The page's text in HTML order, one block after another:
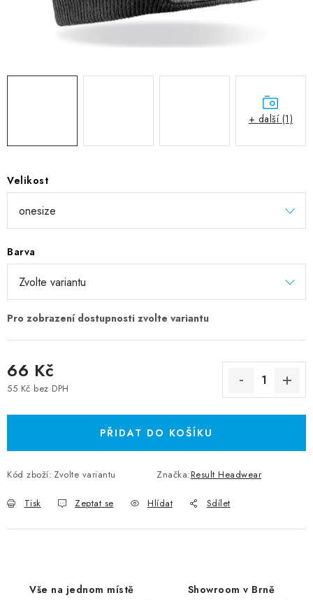
TEXTIL S VLASTNÍM POTISKEM
Jak nakupovat Potisk textilu/výšivka
Výměna/vrácení zboží
Obchodní podmínky
GDPR + cookies
Velikost
Barva
66 Kč
55 Kč bez DPH
PŘIDAT DO KOŠÍKU
Kód zboží: Zvolte variantu Značka:Result Headwear
Tisk Zeptat se Hlídat Sdílet
+ další (1)
Vše na jednom místě Showroom v Brně